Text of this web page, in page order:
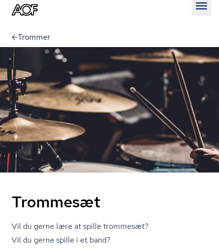
Trommer
Trommesæt
Vil du gerne lære at spille trommesæt?
Vil du gerne spille i et band?